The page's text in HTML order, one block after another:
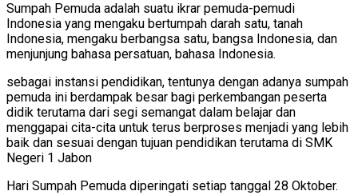
Sumpah Pemuda adalah suatu ikrar pemuda-pemudi
Indonesia yang mengaku bertumpah darah satu, tanah
Indonesia, mengaku berbangsa satu, bangsa Indonesia, dan
menjunjung bahasa persatuan, bahasa Indonesia.
sebagai instansi pendidikan, tentunya dengan adanya sumpah
pemuda ini berdampak besar bagi perkembangan peserta
didik terutama dari segi semangat dalam belajar dan
menggapai cita-cita untuk terus berproses menjadi yang lebih
baik dan sesuai dengan tujuan pendidikan terutama di SMK
Negeri 1 Jabon
Hari Sumpah Pemuda diperingati setiap tanggal 28 Oktober.